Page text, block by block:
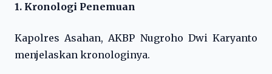
1. Kronologi Penemuan
Kapolres Asahan, AKBP Nugroho Dwi Karyanto
menjelaskan kronologinya.